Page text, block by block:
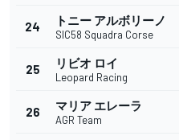
24 トニー アルボリーノ
SIC58 Squadra Corse
25 リビオ ロイ
Leopard Racing
26 マリア エレーラ
AGR Team